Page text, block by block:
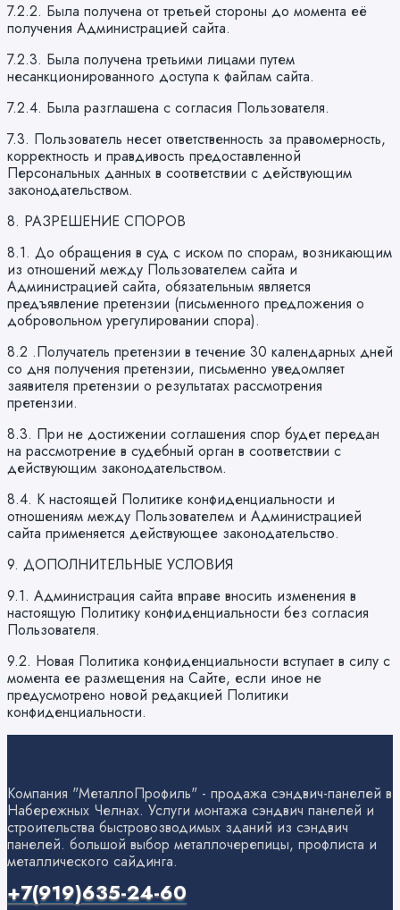
7.2.2. Была получена от третьей стороны до момента её
получения Администрацией сайта.
7.2.3. Была получена третьими лицами путем
несанкционированного доступа к файлам сайта.
7.2.4. Была разглашена с согласия Пользователя.
7.3. Пользователь несет ответственность за правомерность,
корректность и правдивость предоставленной
Персональных данных в соответствии с действующим
законодательством.
8. РАЗРЕШЕНИЕ СПОРОВ
8.1. До обращения в суд с иском по спорам, возникающим
из отношений между Пользователем сайта и
Администрацией сайта, обязательным является
предъявление претензии (письменного предложения о
добровольном урегулировании спора).
8.2 .Получатель претензии в течение 30 календарных дней
со дня получения претензии, письменно уведомляет
заявителя претензии о результатах рассмотрения
претензии.
8.3. При не достижении соглашения спор будет передан
на рассмотрение в судебный орган в соответствии с
действующим законодательством.
8.4. К настоящей Политике конфиденциальности и
отношениям между Пользователем и Администрацией
сайта применяется действующее законодательство.
9. ДОПОЛНИТЕЛЬНЫЕ УСЛОВИЯ
9.1. Администрация сайта вправе вносить изменения в
настоящую Политику конфиденциальности без согласия
Пользователя.
9.2. Новая Политика конфиденциальности вступает в силу с
момента ее размещения на Сайте, если иное не
предусмотрено новой редакцией Политики
конфиденциальности.
Компания "МеталлоПрофиль" - продажа сэндвич-панелей в
Набережных Челнах. Услуги монтажа сэндвич панелей и
строительства быстровозводимых зданий из сэндвич
панелей. большой выбор металлочерепицы, профлиста и
металлического сайдинга.
+7(919)635-24-60